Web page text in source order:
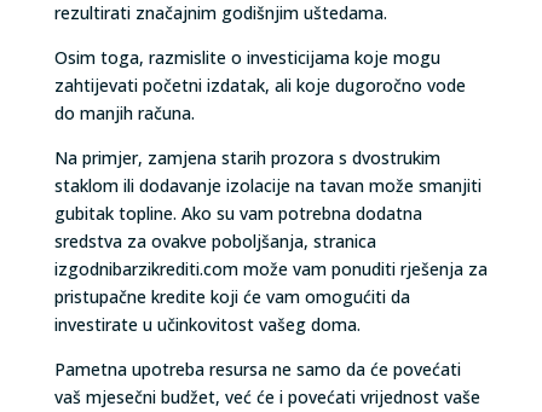
rezultirati značajnim godišnjim uštedama.
Osim toga, razmislite o investicijama koje mogu
zahtijevati početni izdatak, ali koje dugoročno vode
do manjih računa.
Na primjer, zamjena starih prozora s dvostrukim
staklom ili dodavanje izolacije na tavan može smanjiti
gubitak topline. Ako su vam potrebna dodatna
sredstva za ovakve poboljšanja, stranica
izgodnibarzikrediti.com može vam ponuditi rješenja za
pristupačne kredite koji će vam omogućiti da
investirate u učinkovitost vašeg doma.
Pametna upotreba resursa ne samo da će povećati
vaš mjesečni budžet, već će i povećati vrijednost vaše